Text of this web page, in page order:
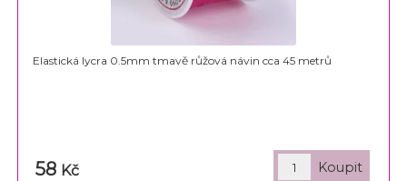
Elastická lycra 0.5mm tmavě růžová návin cca 45 metrů
58 Kč